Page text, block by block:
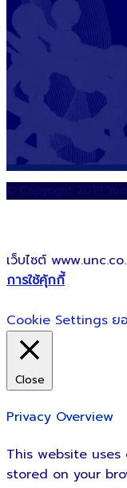
© Copyright 2019
เว็บไซต์
การใช้คุ้กกี้
Cookie Settings ย
Close
Privacy Overview
This website
stored on your